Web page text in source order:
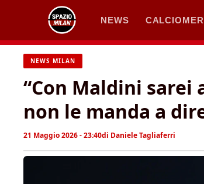
contenuto
NEWS
NEWS MILAN
“Con Maldini sarei
non le manda a
21 Maggio 2026 - 23:40di Daniele Tagliaferri